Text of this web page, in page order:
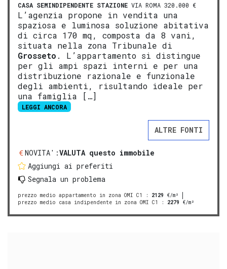
CASA SEMINDIPENDENTE STAZIONE VIA ROMA 320.000 €
L’agenzia propone in vendita una
spaziosa e luminosa soluzione abitativa
di circa 170 mq, composta da 8 vani,
situata nella zona Tribunale di
Grosseto . L’appartamento si distingue
per gli ampi spazi interni e per una
distribuzione razionale e funzionale
degli ambienti, risultando ideale per
una famiglia […]
LEGGI ANCORA
ALTRE FONTI
NOVITA':VALUTA questo immobile
Aggiungi ai preferiti
Segnala un problema
prezzo medio appartamento in zona OMI C1 : 2129 €/m²
prezzo medio casa indipendente in zona OMI C1
: 2279 €/m²